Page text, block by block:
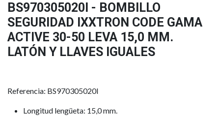
BS970305020I - BOMBILLO
SEGURIDAD IXXTRON CODE GAMA
ACTIVE 30-50 LEVA 15,0 MM.
LATÓN Y LLAVES IGUALES
Referencia: BS970305020I
Longitud lengüeta: 15,0 mm.